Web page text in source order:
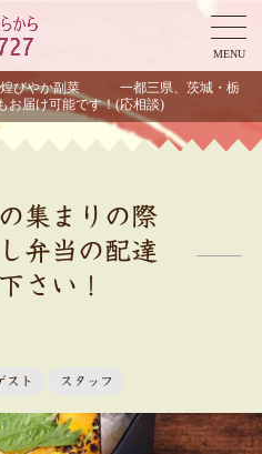
MENU
煌びやか副菜 一都三県、茨城・栃
お届け可能です！(応相談)
集まりの際
弁当の配達
さい！
スト スタッフ